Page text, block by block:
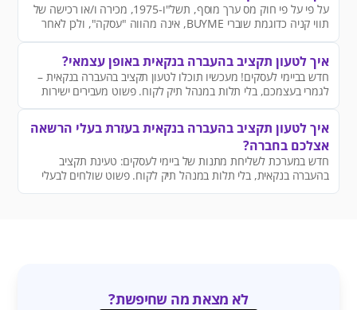
על פי על פי חוק מס ערך מוסף, תשל"ו-1975, מכירה ו/או רכישה של
תווי קניה כדוגמת שוברי BUYME, אינה מהווה "עסקה", ולכן לאחר
איך לטעון תקציב בהעברה בנקאית באופן עצמאי?
חדש בביימי לעסקים! מעכשיו תוכלו לטעון תקציב בהעברה בנקאית –
לגמרי בעצמכם, בלי תלות במנהל תיק לקוח. פשוט מעבירים ישירות
מהחשבון, במהירות ובקלות.
איך לטעון תקציב בהעברה בנקאית בעזרת בעלי הרשאה
אצלכם בחברה?
חדש במערכת לשליחת מתנות של ביימי לעסקים: טעינת תקציב
בהעברה בנקאית, בלי תלות במנהל תיק לקוח. פשוט שולחים לבעלי
ההרשאה של חשבון הבנק אצלכם בחברה בקשה להעביר תשלום –
לא מצאת מה שחיפשת?